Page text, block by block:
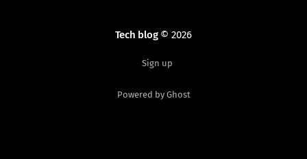
Tech blog© 2026
Sign up
Powered by Ghost